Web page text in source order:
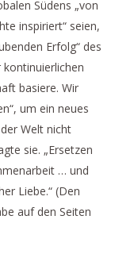
Südens „von
inspiriert“ seien,
Erfolg“ des
basiere. Wir
um ein neues
Welt nicht
sie. „Ersetzen
… und
Liebe.“ (Den
auf den Seiten